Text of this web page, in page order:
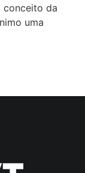
conceito da
uma